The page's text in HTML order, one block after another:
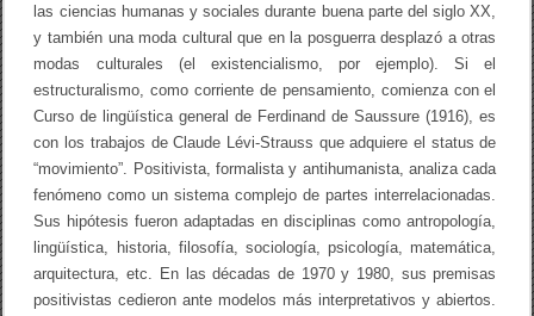
las ciencias humanas y sociales durante buena parte del siglo XX,
y también una moda cultural que en la posguerra desplazó a otras
modas culturales (el existencialismo, por ejemplo). Si el
estructuralismo, como corriente de pensamiento, comienza con el
Curso de lingüística general de Ferdinand de Saussure (1916), es
con los trabajos de Claude Lévi-Strauss que adquiere el status de
“movimiento”. Positivista, formalista y antihumanista, analiza cada
fenómeno como un sistema complejo de partes interrelacionadas.
Sus hipótesis fueron adaptadas en disciplinas como antropología,
lingüística, historia, filosofía, sociología, psicología, matemática,
arquitectura, etc. En las décadas de 1970 y 1980, sus premisas
positivistas cedieron ante modelos más interpretativos y abiertos.